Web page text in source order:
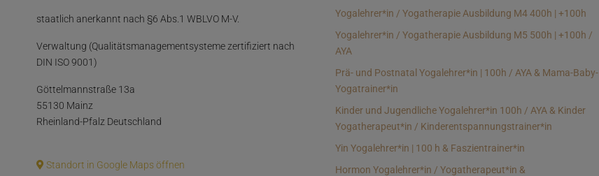
staatlich anerkannt nach §6 Abs.1 WBLVO M-V.
Verwaltung (Qualitätsmanagementsysteme zertifiziert nach
DIN ISO 9001)
Göttelmannstraße 13a
55130 Mainz
Rheinland-Pfalz Deutschland
Standort in Google Maps öffnen
Yogalehrer*in / Yogatherapie Ausbildung M4 400h | +100h
Yogalehrer*in / Yogatherapie Ausbildung M5 500h | +100h /
AYA
Prä- und Postnatal Yogalehrer*in | 100h / AYA & Mama-Baby-
Yogatrainer*in
Kinder und Jugendliche Yogalehrer*in 100h / AYA & Kinder
Yogatherapeut*in / Kinderentspannungstrainer*in
Yin Yogalehrer*in | 100 h & Faszientrainer*in
Hormon Yogalehrer*in / Yogatherapeut*in &